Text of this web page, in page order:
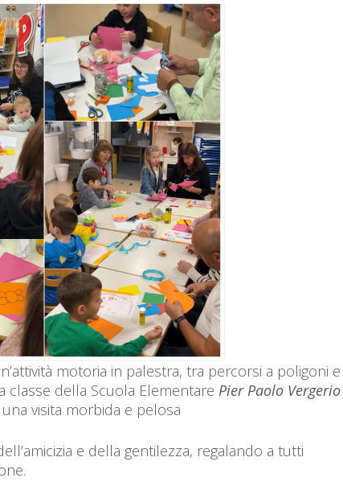
motoria in palestra, tra percorsi a poligoni e
classe della Scuola Elementare Pier Paolo Vergerio
visita morbida e pelosa
e della gentilezza, regalando a tutti